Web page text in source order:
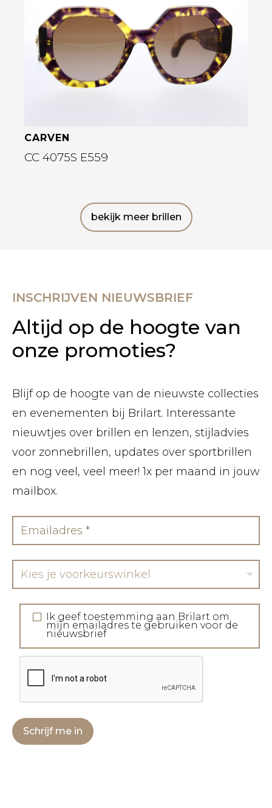
Bekijk deze bril
CARVEN
CC 4075S E559
bekijk meer brillen
INSCHRIJVEN NIEUWSBRIEF
Altijd op de hoogte van
onze promoties?
Blijf op de hoogte van de nieuwste collecties
en evenementen bij Brilart. Interessante
nieuwtjes over brillen en lenzen, stijladvies
voor zonnebrillen, updates over sportbrillen
en nog veel, veel meer! 1x per maand in jouw
mailbox.
Kies je voorkeurswinkel
Ik geef toestemming aan Brilart om
mijn emailadres te gebruiken voor de
nieuwsbrief
Schrijf me in